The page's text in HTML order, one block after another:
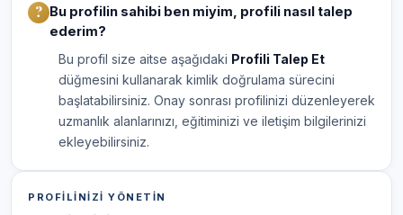
Bu profilin sahibi ben miyim, profili nasıl talep
ederim?
Bu profil size aitse aşağıdaki Profili Talep Et
düğmesini kullanarak kimlik doğrulama sürecini
başlatabilirsiniz. Onay sonrası profilinizi düzenleyerek
uzmanlık alanlarınızı, eğitiminizi ve iletişim bilgilerinizi
ekleyebilirsiniz.
PROFILINIZI YÖNETIN